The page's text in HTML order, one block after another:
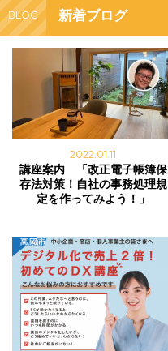
BLOG 新着ブログ
2022.01.11
講座案内 「改正電子帳簿保
存法対策！自社の事務処理規
定を作ってみよう！」